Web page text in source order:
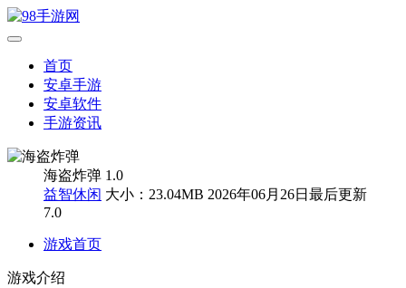
首页
安卓手游
安卓软件
手游资讯
海盗炸弹 1.0
益智休闲 大小：23.04MB 2026年06月26日最后更新
7.0
游戏首页
游戏介绍